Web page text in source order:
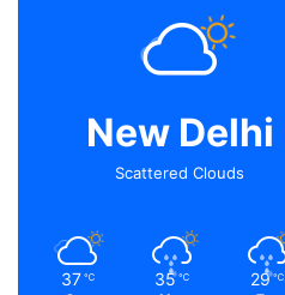
New Delhi
Scattered Clouds
37 ℃ 35 ℃ 29 ℃